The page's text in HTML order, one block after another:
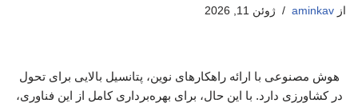
از aminkav ژوئن 11, 2026
هوش مصنوعی با ارائه راهکارهای نوین، پتانسیل بالایی برای تحول
در کشاورزی دارد. با این حال، برای بهره‌برداری کامل از این فناوری،